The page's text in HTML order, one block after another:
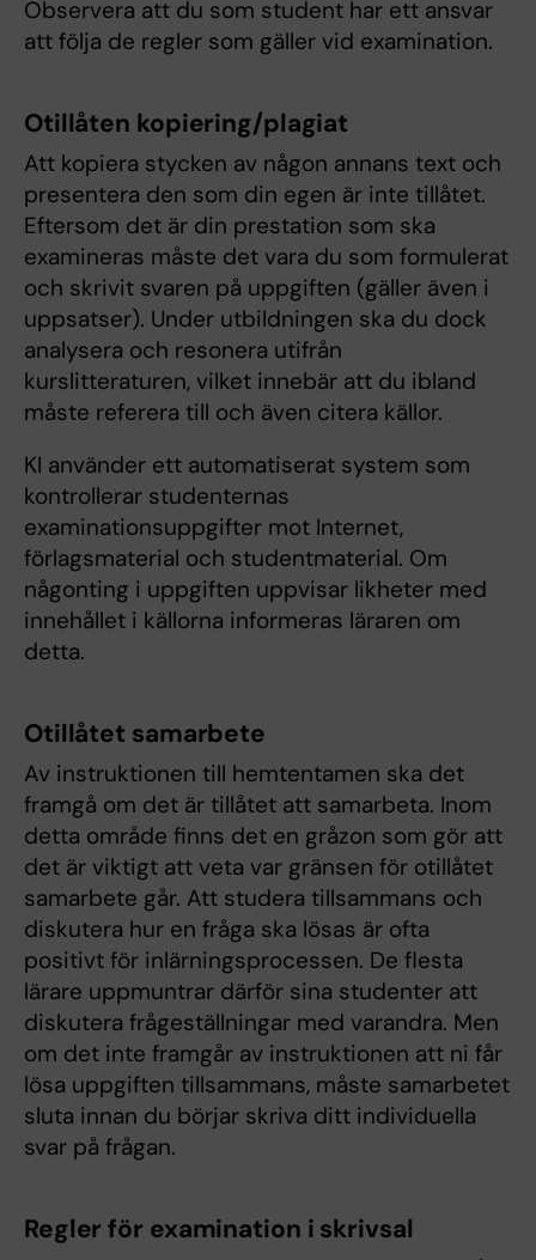
Observera att du som student har ett ansvar
att följa de regler som gäller vid exami­nation.
Otillåten kopiering/plagiat
Att kopiera stycken av någon annans text och
presentera den som din egen är inte tillåtet.
Eftersom det är din prestation som ska
examineras måste det vara du som formulerat
och skrivit svaren på uppgiften (gäller även i
uppsatser). Under utbildningen ska du dock
analysera och resonera utifrån
kurslitteraturen, vilket innebär att du ibland
måste referera till och även citera källor.
KI använder ett automatiserat system som
kontrollerar studenter­nas
examinationsuppgifter mot Internet,
förlagsmaterial och studentmaterial. Om
någonting i uppgiften uppvisar likheter med
innehållet i källorna informeras läraren om
detta.
Otillåtet samarbete
Av instruktionen till hemtentamen ska det
framgå om det är tillåtet att samarbeta. Inom
detta område finns det en gråzon som gör att
det är viktigt att veta var gränsen för otillåtet
samarbete går. Att studera tillsammans och
diskutera hur en fråga ska lösas är ofta
positivt för inlärningsprocessen. De flesta
lärare uppmuntrar därför sina studenter att
diskutera frågeställningar med varandra. Men
om det inte framgår av instruktionen att ni får
lösa uppgiften tillsammans, måste samarbetet
sluta innan du börjar skriva ditt individuella
svar på frågan.
Regler för examination i skrivsal